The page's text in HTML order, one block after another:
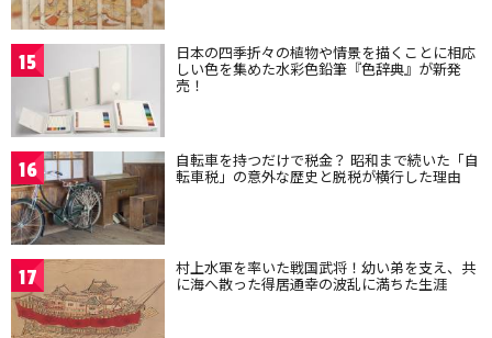
15 日本の四季折々の植物や情景を描くことに相応
しい色を集めた水彩色鉛筆『色辞典』が新発
売！
16 自転車を持つだけで税金？ 昭和まで続いた「自
転車税」の意外な歴史と脱税が横行した理由
17 村上水軍を率いた戦国武将！幼い弟を支え、共
に海へ散った得居通幸の波乱に満ちた生涯